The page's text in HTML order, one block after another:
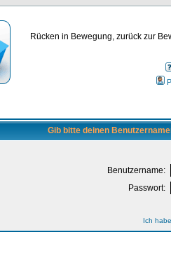
Rücken in Bewegung, zurück zur
Gib bitte deinen
Benutzername:
Passwort:
Ich